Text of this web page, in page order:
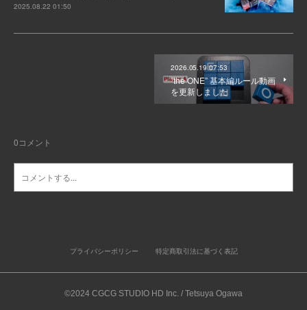
2025.08.22 01:50
2026.05.19 07:53
”the ONE” 基本編ルール動画
を更新しました
0コメント
プライバシーポリシー 特定商取引法に基づく表記
©2024 CGCG STUDIO HD Inc. / Tetsuya Ogawa